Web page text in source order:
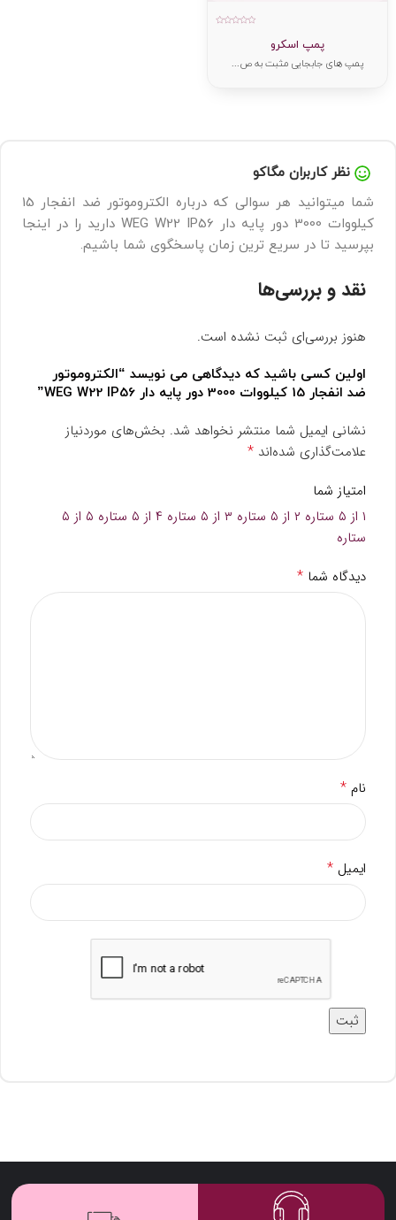
پمپ اسکرو
پمپ های جابجایی مثبت به ص...
نظر کاربران مگاکو
شما میتوانید هر سوالی که درباره الکتروموتور ضد انفجار 15
کیلووات 3000 دور پایه دار WEG W22 IP56 دارید را در اینجا
بپرسید تا در سریع ترین زمان پاسخگوی شما باشیم.
نقد و بررسی‌ها
هنوز بررسی‌ای ثبت نشده است.
اولین کسی باشید که دیدگاهی می نویسد “الکتروموتور
ضد انفجار 15 کیلووات 3000 دور پایه دار WEG W22 IP56”
نشانی ایمیل شما منتشر نخواهد شد. بخش‌های موردنیاز
علامت‌گذاری شده‌اند *
امتیاز شما
۱ از ۵ ستاره
۲ از ۵ ستاره ۳ از ۵ ستاره ۴ از ۵ ستاره
۵ از ۵
ستاره
دیدگاه شما *
نام *
ایمیل *